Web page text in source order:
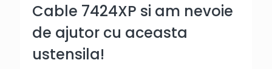
Cable 7424XP si am nevoie
de ajutor cu aceasta
ustensila!